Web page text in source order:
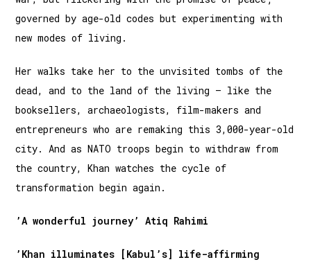
governed by age-old codes but experimenting with
new modes of living.
Her walks take her to the unvisited tombs of the
dead, and to the land of the living – like the
booksellers, archaeologists, film-makers and
entrepreneurs who are remaking this 3,000-year-old
city. And as NATO troops begin to withdraw from
the country, Khan watches the cycle of
transformation begin again.
’A wonderful journey’ Atiq Rahimi
’Khan illuminates [Kabul’s] life-affirming